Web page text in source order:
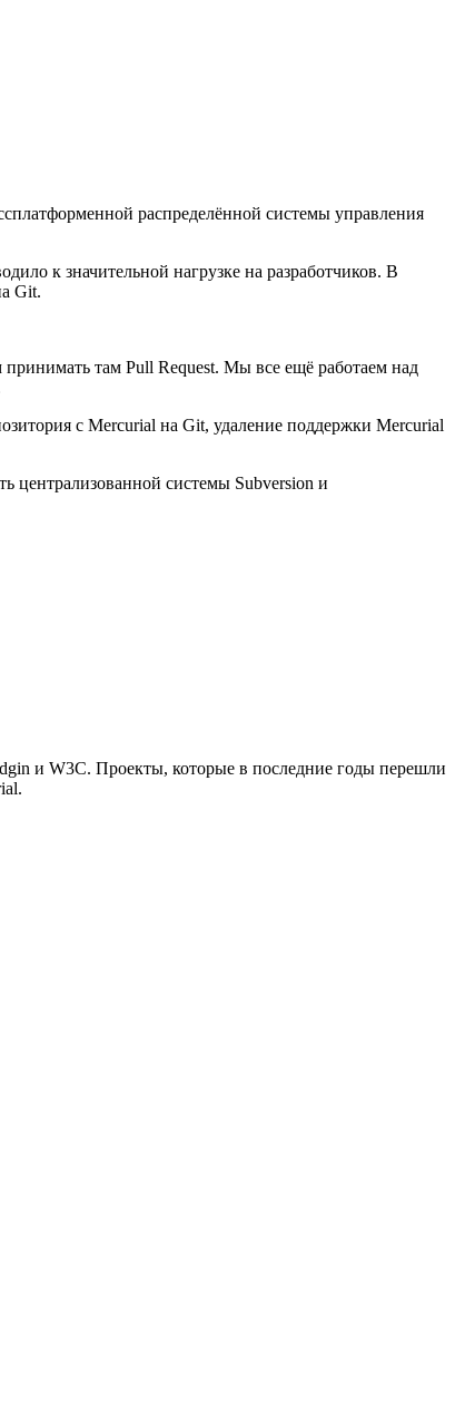
распределённой системы управления
к значительной нагрузке на разработчиков. В
Git.
там Pull Request. Мы все ещё работаем над
с Mercurial на Git, удаление поддержки Mercurial
централизованной системы Subversion и
и W3C. Проекты, которые в последние годы перешли